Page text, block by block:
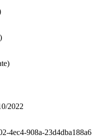
2022
4ec4-908a-23d4dba188a6